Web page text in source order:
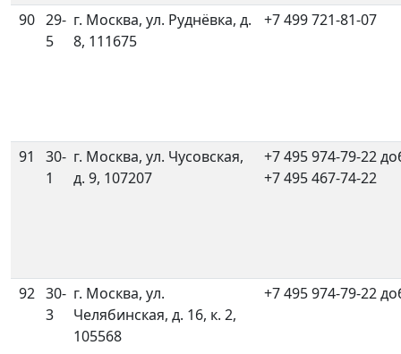
90 29-
5
г. Москва, ул. Руднёвка, д.
8, 111675
+7 499 721-81-07
91
30-
1
г. Москва, ул. Чусовская,
д. 9, 107207
+7 495 974-79-22
+7 495 467-74-22
92 30-
3
г. Москва, ул.
Челябинская, д. 16, к. 2,
105568
+7 495 974-79-22